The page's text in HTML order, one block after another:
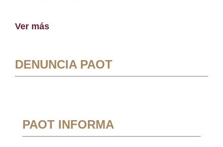
Ver más
DENUNCIA PAOT
PAOT INFORMA